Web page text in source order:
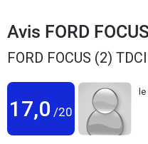
Essais
Guide
Electriques
Avis FORD
FORD FOCUS (2)
17,0 /20
le